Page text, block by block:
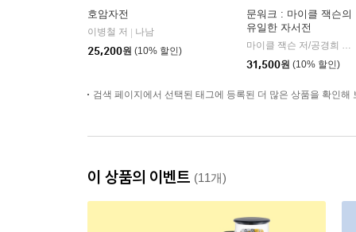
호암자전
이병철 저
나남
25,200원 (10% 할인)
문워크 : 마이클 잭슨의
유일한 자서전
마이클 잭슨 저/공경희 역
31,500원 (10% 할인)
검색 페이지에서 선택된 태그에 등록된 더 많은 상품을 확인해
이 상품의 이벤트 (11개)